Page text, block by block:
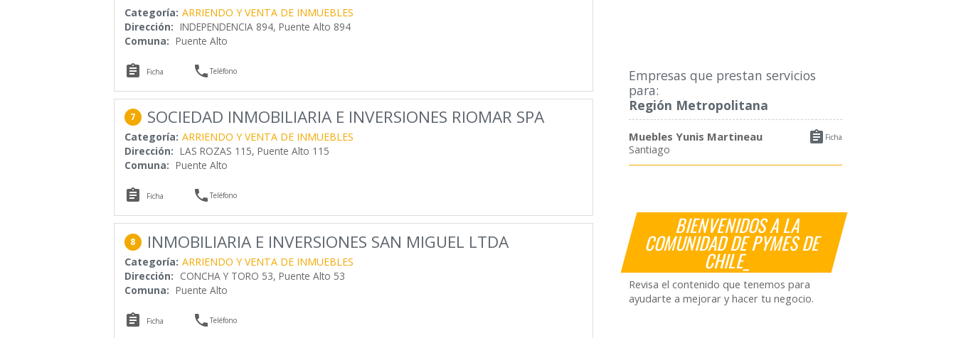
Empresas que prestan servicios
para:
Región Metropolitana
 Ficha
Muebles Yunis Martineau
Santiago
BIENVENIDOS A LA
COMUNIDAD DE PYMES DE
CHILE_
Revisa el contenido que tenemos para
ayudarte a mejorar y hacer tu negocio.
Categoría: ARRIENDO Y VENTA DE INMUEBLES
Dirección: INDEPENDENCIA 894, Puente Alto 894
Comuna: Puente Alto
 Ficha Teléfono
7 SOCIEDAD INMOBILIARIA E INVERSIONES RIOMAR SPA
Categoría: ARRIENDO Y VENTA DE INMUEBLES
Dirección: LAS ROZAS 115, Puente Alto 115
Comuna: Puente Alto
 Ficha Teléfono
8 INMOBILIARIA E INVERSIONES SAN MIGUEL LTDA
Categoría: ARRIENDO Y VENTA DE INMUEBLES
Dirección: CONCHA Y TORO 53, Puente Alto 53
Comuna: Puente Alto
 Ficha Teléfono